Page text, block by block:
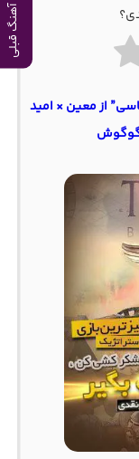
آهنگ قبلی
از معین × امید